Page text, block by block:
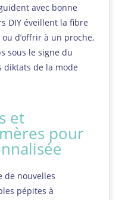
avec bonne
DIY éveillent la fibre
d’offrir à un proche,
sous le signe du
diktats de la mode
et
pour
de nouvelles
pépites à